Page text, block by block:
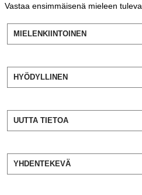
Vastaa ensimmäisenä mieleen tuleva
MIELENKIINTOINEN
HYÖDYLLINEN
UUTTA TIETOA
YHDENTEKEVÄ